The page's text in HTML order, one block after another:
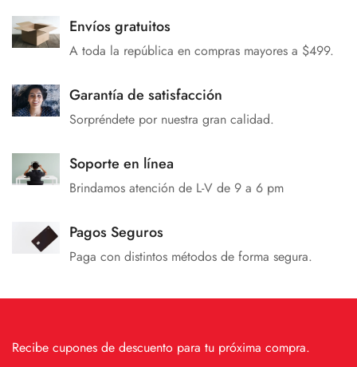
Envíos gratuitos
A toda la república en compras mayores a $499.
Garantía de satisfacción
Sorpréndete por nuestra gran calidad.
Soporte en línea
Brindamos atención de L-V de 9 a 6 pm
Pagos Seguros
Paga con distintos métodos de forma segura.
Recibe cupones de descuento para tu próxima compra.